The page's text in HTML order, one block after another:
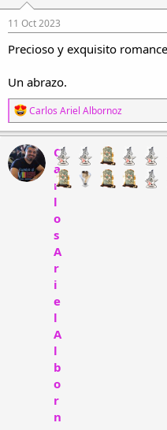
11 Oct 2023
Precioso y exquisito
Un abrazo.
R
e
a
c
c
i
o
Carlos Ariel Albornoz
C
a
r
l
o
s
A
r
i
e
l
A
l
b
o
r
n